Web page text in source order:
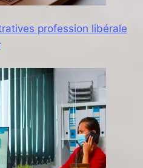
profession libérale